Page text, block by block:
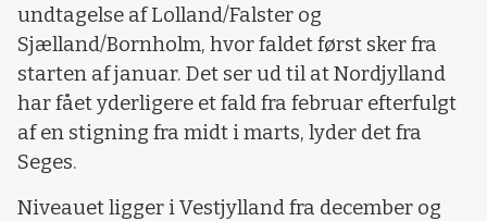
undtagelse af Lolland/Falster og
Sjælland/Bornholm, hvor faldet først sker fra
starten af januar. Det ser ud til at Nordjylland
har fået yderligere et fald fra februar efterfulgt
af en stigning fra midt i marts, lyder det fra
Seges.
Niveauet ligger i Vestjylland fra december og